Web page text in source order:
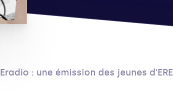
Eradio : une émission des jeunes